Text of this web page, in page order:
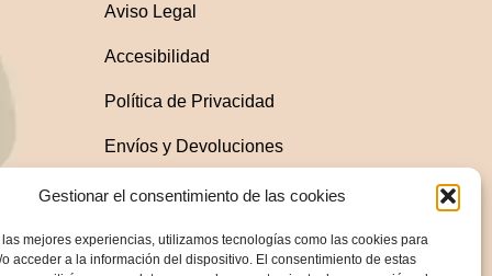
Gestionar el consentimiento de las cookies
mejores experiencias, utilizamos tecnologías como las cookies para
acceder a la información del dispositivo. El consentimiento de estas
Aviso Legal
Accesibilidad
Política de Privacidad
Envíos y Devoluciones
Condiciones generales
de compra
Política de Cookies